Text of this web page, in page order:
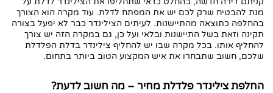
מנת להבטיח שרק לכם יש את המפתח לדלת. עוד מקרה הוא הצורך
בהחלפה כתוצאה מהתיישנות. לעיתים הצילינדר כבר לא יפעל בצורה
תקינה וזאת בשל התיישנות ובלאי ועל כן, גם במקרה הזה יש צורך
להחליף אותו. בכל מקרה שבו יש להחליף צילינדר בדלת הפלדלת
שלכם, חשוב שתבחרו את איש המקצוע הטוב ביותר בתחום.
החלפת צילינדר פלדלת מחיר – מה חשוב לדעת?